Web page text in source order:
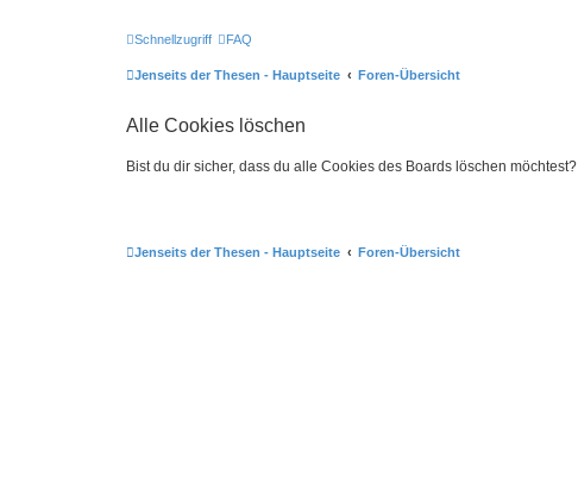
Schnellzugriff FAQ
Jenseits der Thesen - Hauptseite Foren-Übersicht
Alle Cookies löschen
Bist du dir sicher, dass du alle Cookies des Boards löschen möchtest?
Jenseits der Thesen - Hauptseite Foren-Übersicht